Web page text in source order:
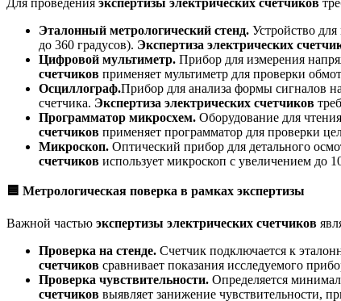
Эталонный метрологический стенд. Устройство
до 360 градусов). Экспертиза электрических
Цифровой мультиметр. Прибор для измерения
счетчиков применяет мультиметр для проверки
Осциллограф.Прибор для анализа формы сигналов
счетчика. Экспертиза электрических счетчиков
Программатор микросхем. Оборудование для
счетчиков применяет программатор для проверки
Микроскоп. Оптический прибор для детального
счетчиков использует микроскоп с увеличением до
🟦 Метрологическая поверка в рамках экспертизы
Важной частью экспертизы электрических счетчиков
Проверка на стенде. Счетчик подключается к
счетчиков сравнивает показания исследуемого
Проверка чувствительности. Определяется
счетчиков выявляет занижение чувствительности,